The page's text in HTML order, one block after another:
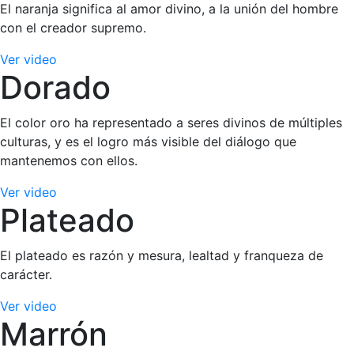
El naranja significa al amor divino, a la unión del hombre
con el creador supremo.
Ver video
Dorado
El color oro ha representado a seres divinos de múltiples
culturas, y es el logro más visible del diálogo que
mantenemos con ellos.
Ver video
Plateado
El plateado es razón y mesura, lealtad y franqueza de
carácter.
Ver video
Marrón